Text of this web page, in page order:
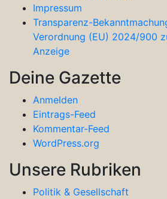
Impressum
Transparenz-
Verordnung (EU) 2024/900
Anzeige
Deine Gazette
Anmelden
Eintrags-Feed
Kommentar-Feed
WordPress.org
Unsere Rubriken
Politik & Gesellschaft